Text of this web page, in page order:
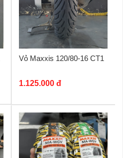
Vỏ Maxxis 120/80-16 CT1
1.125.000 đ